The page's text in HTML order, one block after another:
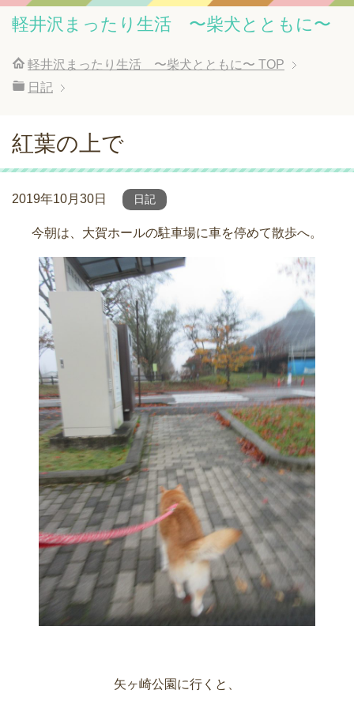
軽井沢まったり生活 〜柴犬とともに〜
軽井沢まったり生活 〜柴犬とともに〜 TOP
日記
紅葉の上で
2019年10月30日 日記
今朝は、大賀ホールの駐車場に車を停めて散歩へ。
矢ヶ崎公園に行くと、